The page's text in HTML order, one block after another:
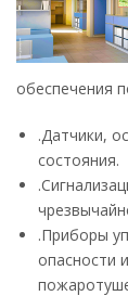
обеспечения
.Датчики,
состояния.
.Приборы
опасности